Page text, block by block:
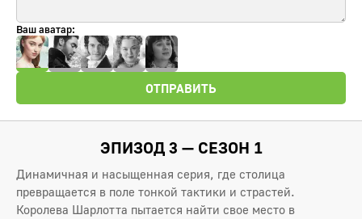
Ваш аватар:
ОТПРАВИТЬ
ЭПИЗОД 3 — СЕЗОН 1
Динамичная и насыщенная серия, где столица
превращается в поле тонкой тактики и страстей.
Королева Шарлотта пытается найти свое место в